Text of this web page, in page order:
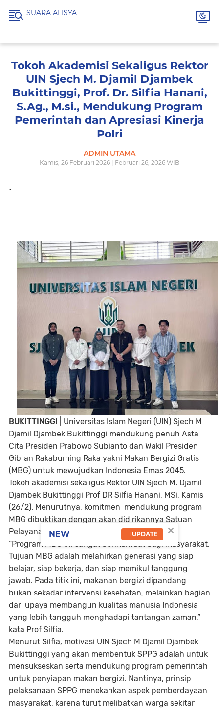
SUARA ALISYA
Tokoh Akademisi Sekaligus Rektor
UIN Sjech M. Djamil Djambek
Bukittinggi, Prof. Dr. Silfia Hanani,
S.Ag., M.si., Mendukung Program
Pemerintah dan Apresiasi Kinerja
Polri
ADMIN UTAMA
Kamis, 26 Februari 2026 | Februari 26, 2026 WIB
-
BUKITTINGGI
| Universitas Islam Negeri (UIN) Sjech M
Djamil Djambek Bukittinggi mendukung penuh Asta
Cita Presiden Prabowo Subianto dan Wakil Presiden
Gibran Rakabuming Raka yakni Makan Bergizi Gratis
(MBG) untuk mewujudkan Indonesia Emas 2045.
Tokoh akademisi sekaligus Rektor UIN Sjech M. Djamil
Djambek Bukittinggi Prof DR Silfia Hanani, MSi, Kamis
(26/2). Menurutnya, komitmen mendukung program
MBG dibuktikan dengan akan didirikannya Satuan
Pelayanan Pemenuhan Gizi (SPPG) di Kampus.
“Program MBG ini sangat bermanfaat bagi masyarakat.
Tujuan MBG adalah melahirkan generasi yang siap
belajar, siap bekerja, dan siap memikul tanggung
jawab. Pada titik ini, makanan bergizi dipandang
bukan sekadar intervensi kesehatan, melainkan bagian
dari upaya membangun kualitas manusia Indonesia
yang lebih tangguh menghadapi tantangan zaman,”
kata Prof Silfia.
Menurut Silfia, motivasi UIN Sjech M Djamil Djambek
Bukittinggi yang akan membentuk SPPG adalah untuk
mensukseskan serta mendukung program pemerintah
untuk penyiapan makan bergizi. Nantinya, prinsip
pelaksanaan SPPG menekankan aspek pemberdayaan
masyarakat, karena turut melibatkan warga sekitar
×
NEW UPDATE